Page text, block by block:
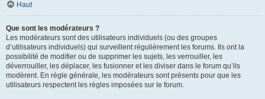
Haut
Que sont les modérateurs ?
Les modérateurs sont des utilisateurs individuels (ou des groupes
d’utilisateurs individuels) qui surveillent régulièrement les forums. Ils ont la
possibilité de modifier ou de supprimer les sujets, les verrouiller, les
déverrouiller, les déplacer, les fusionner et les diviser dans le forum qu’ils
modèrent. En règle générale, les modérateurs sont présents pour que les
utilisateurs respectent les règles imposées sur le forum.